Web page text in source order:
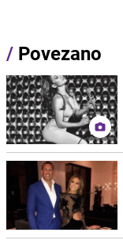
/ Povezano